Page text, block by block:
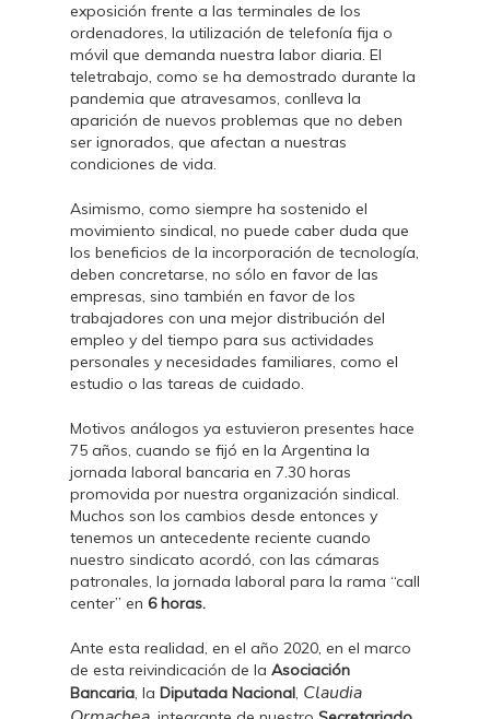
exposición frente a las terminales de los
ordenadores, la utilización de telefonía fija o
móvil que demanda nuestra labor diaria. El
teletrabajo, como se ha demostrado durante la
pandemia que atravesamos, conlleva la
aparición de nuevos problemas que no deben
ser ignorados, que afectan a nuestras
condiciones de vida.
Asimismo, como siempre ha sostenido el
movimiento sindical, no puede caber duda que
los beneficios de la incorporación de tecnología,
deben concretarse, no sólo en favor de las
empresas, sino también en favor de los
trabajadores con una mejor distribución del
empleo y del tiempo para sus actividades
personales y necesidades familiares, como el
estudio o las tareas de cuidado.
Motivos análogos ya estuvieron presentes hace
75 años, cuando se fijó en la Argentina la
jornada laboral bancaria en 7.30 horas
promovida por nuestra organización sindical.
Muchos son los cambios desde entonces y
tenemos un antecedente reciente cuando
nuestro sindicato acordó, con las cámaras
patronales, la jornada laboral para la rama “call
center” en 6 horas.
Ante esta realidad, en el año 2020, en el marco
de esta reivindicación de la Asociación
Bancaria, la Diputada Nacional, Claudia